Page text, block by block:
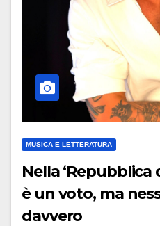
MUSICA E LETTERATURA
Nella ‘Repubblica
è un voto, ma
davvero